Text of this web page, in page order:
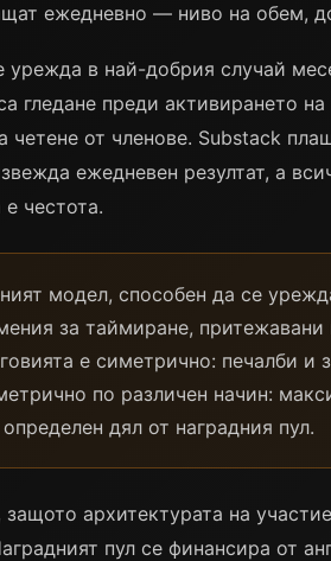
ежедневно — ниво на обем,
в най-добрия случай
гледане преди активирането
четене от членове. Substack
ежедневен резултат, а
честота.
модел, способен да се
за таймиране,
е симетрично: печалби и
по различен начин:
дял от наградния пул.
архитектурата на
пул се финансира от